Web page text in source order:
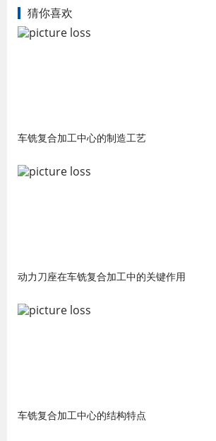
猜你喜欢
车铣复合加工中心的制造工艺
动力刀座在车铣复合加工中的关键作用
车铣复合加工中心的结构特点